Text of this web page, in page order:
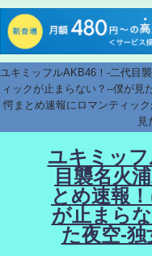
ユキミッフルAKB46！-二代目
ィックが止まらない？--僕が見
愕まとめ速報にロマンティッ
見
ユキミッ
目襲名火
とめ速報
が止まら
た夜空-独